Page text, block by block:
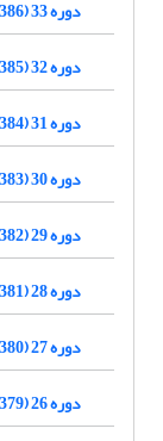
دوره 33 (1386)
دوره 32 (1385)
دوره 31 (1384)
دوره 30 (1383)
دوره 29 (1382)
دوره 28 (1381)
دوره 27 (1380)
دوره 26 (1379)